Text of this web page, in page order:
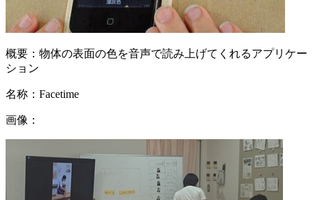
概要： 物体の表面の色を音声で読み上げてくれるアプリケー
ション
名称： Facetime
画像：